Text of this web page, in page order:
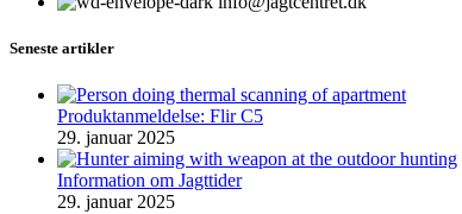
Seneste artikler
Produktanmeldelse: Flir C5
29. januar 2025
Information om Jagttider
29. januar 2025